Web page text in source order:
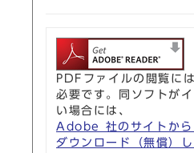
PDFファイルの閲覧
必要です。同ソフトが
い場合には、
Adobe 社のサイトか
ダウンロード（無償）し